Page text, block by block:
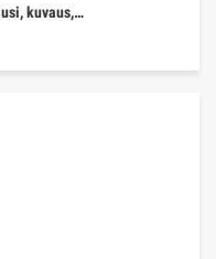
kuvaus,…